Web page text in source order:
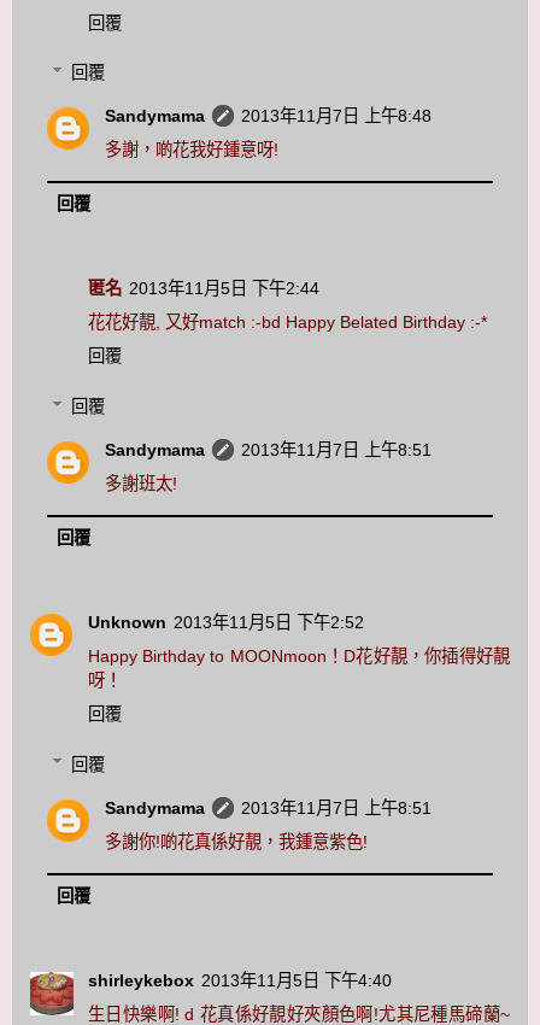
回覆
回覆
Sandymama
2013年11月7日 上午8:48
多謝，啲花我好鍾意呀!
回覆
匿名 2013年11月5日 下午2:44
花花好靚, 又好match :-bd Happy Belated Birthday :-*
回覆
回覆
Sandymama
2013年11月7日 上午8:51
多謝班太!
回覆
Unknown 2013年11月5日 下午2:52
Happy Birthday to MOONmoon！D花好靚，你插得好靚
呀！
回覆
回覆
Sandymama
2013年11月7日 上午8:51
多謝你!啲花真係好靚，我鍾意紫色!
回覆
shirleykebox 2013年11月5日 下午4:40
生日快樂啊! d 花真係好靚好夾顏色啊!尤其尼種馬碲蘭~